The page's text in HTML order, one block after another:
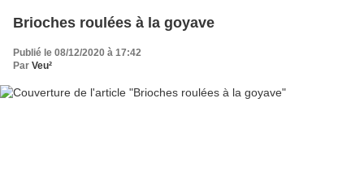
Brioches roulées à la goyave
Publié le 08/12/2020 à 17:42
Par Veu²